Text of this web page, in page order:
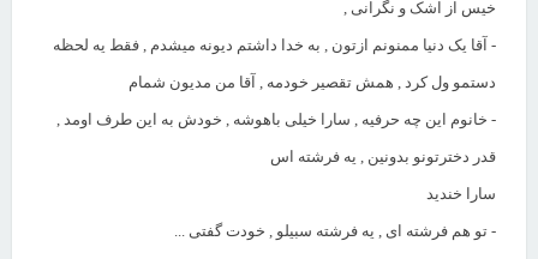
خیس از اشک و نگرانی ,
- آقا یک دنیا ممنونم ازتون , به خدا داشتم دیونه میشدم , فقط یه لحظه
دستمو ول کرد , همش تقصیر خودمه , آقا من مدیون شمام
- خانوم این چه حرفیه , سارا خیلی باهوشه , خودش به این طرف اومد ,
قدر دخترتونو بدونین , یه فرشته اس
سارا خندید
- تو هم فرشته ای , یه فرشته سبیلو , خودت گفتی ...